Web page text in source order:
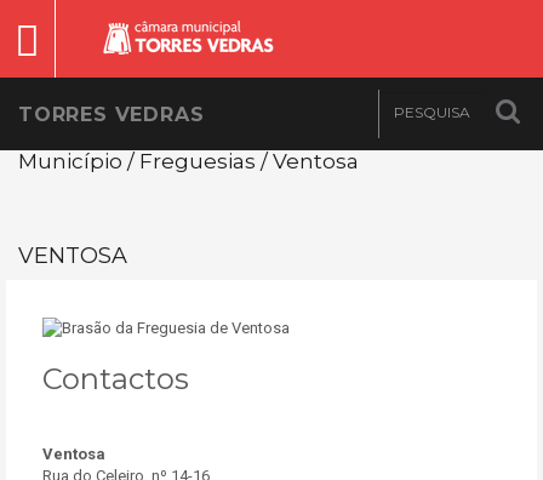
TORRES VEDRAS
Município / Freguesias / Ventosa
VENTOSA
Contactos
Ventosa
Rua do Celeiro, nº 14-16